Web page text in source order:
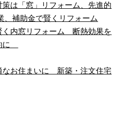
は「窓」リフォーム、先進的
、補助金で賢くリフォーム
く内窓リフォーム 断熱効果を
に
なお住まいに 新築・注文住宅